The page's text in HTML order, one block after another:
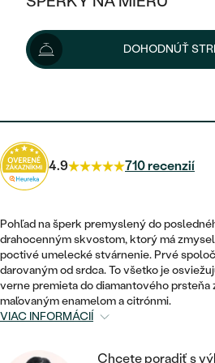
KOMBINOVANÉ ZLATO
PODĽA ŠTÝLU
ETERNITY
VINTAGE
NETRADIČNÉ
POSTRANNÉ
HALO
VINTAGE
SET ZÁSNUBNÉHO
NETRADIČNÉ
ZOSTAVTE SI PRSTEŇ
VÝPREDAJ
ŠPERKY ČO POMÁHAJÚ
PODĽA TYPU
NÁUŠNICE
PRSTENE
PRÍVESKY
NÁRAMKY
SETY
PÁNSKE ŠPERKY
PLATINOVÉ
NAPICHOVACIE
KRUHOVÉ
MINIMALISTICKÉ
VISIACE
SOLITÉR
ZLATÉ
STRIEBORNÉ
PODĽA ŠTÝLU
SOLITÉR
NARODENIE DIEŤAŤA
PERSONALIZOVANÉ
SO ZNAMENÍM
MINIMALISTICKÉ
VÝPREDAJ
ZLATÉ
STRIEBORNÉ
PODĽA ŠTÝLU
ETERNITY
MINIMALISTICKÉ
DOHODNÚŤ
206 €
4.9 710 recenzií
Pohľad na šperk premyslený do
drahocenným skvostom, ktorý má
poctivé umelecké stvárnenie. Prvé
darovaným od srdca. To všetko je
verne premieta do diamantového prsteňa
maľovaným enamelom a citrónmi.
VIAC INFORMÁCIÍ
Chcete poradiť s